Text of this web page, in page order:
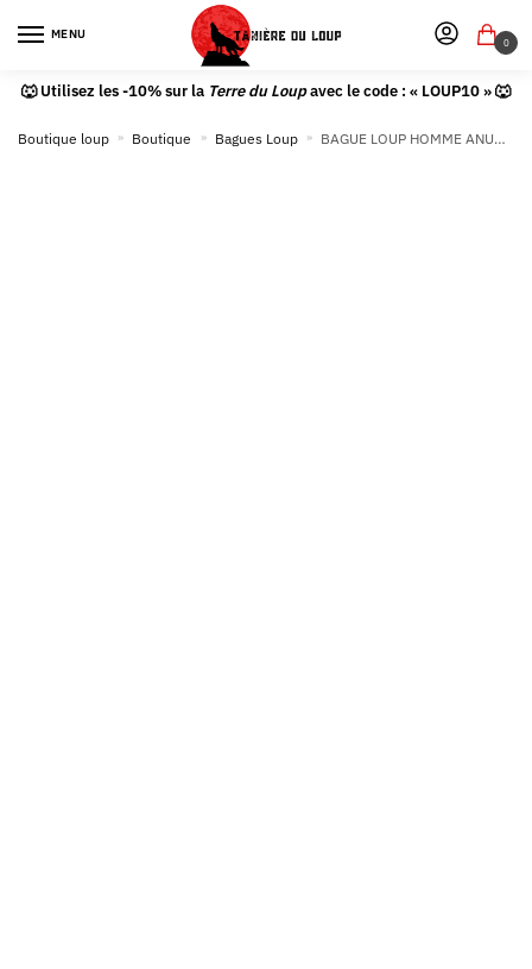
MENU
0
🐺 Utilisez les -10% sur la Terre du Loupavec le code : « LOUP10 » 🐺
Boutique loup » Boutique » Bagues Loup » BAGUE LOUP HOMME ANUBIS (ACIER)